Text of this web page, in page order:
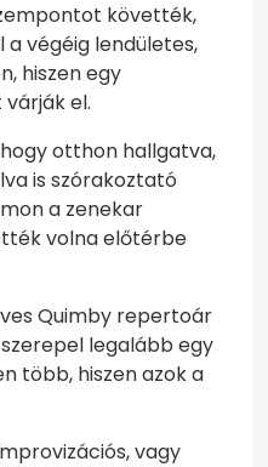
követték,
a végéig lendületes,
hiszen egy
el.
otthon hallgatva,
is szórakoztató
a zenekar
volna előtérbe
Quimby repertoár
legalább egy
több, hiszen azok a
vagy